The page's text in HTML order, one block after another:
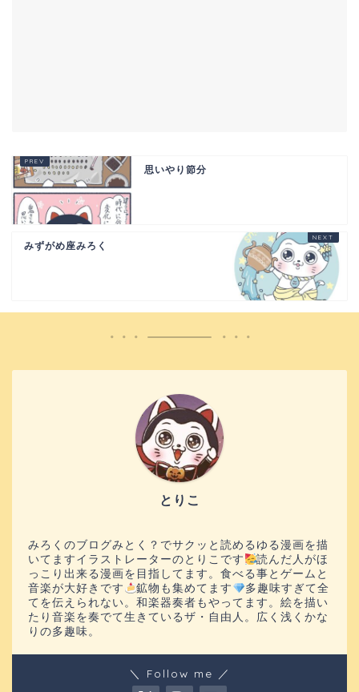
思いやり節分
みずがめ座みろく
とりこ
みろくのブログみとく？でサクッと読めるゆる漫画を描
いてますイラストレーターのとりこです
読んだ人がほ
っこり出来る漫画を目指してます。食べる事とゲームと
音楽が大好きです
鉱物も集めてます
多趣味すぎて全
てを伝えられない。和楽器奏者もやってます。絵を描い
たり音楽を奏でて生きているザ・自由人。広く浅くかな
りの多趣味。
＼ Follow me ／